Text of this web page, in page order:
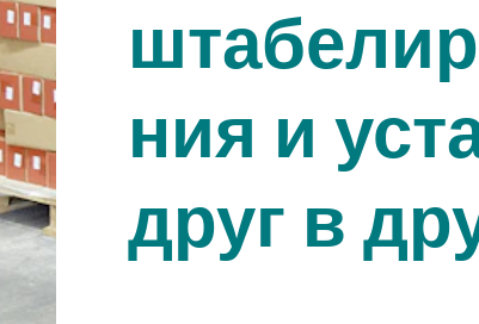
ния и
друг в